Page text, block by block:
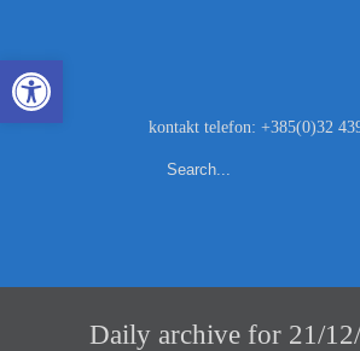
Open toolbar
kontakt telefon: +385(0)32
Daily archive for 21/